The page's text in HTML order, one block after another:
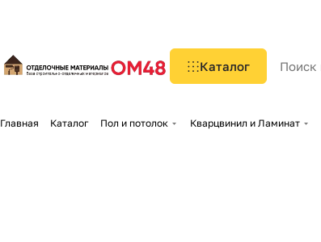
Каталог
Главная Каталог Пол и потолок Кварцвинил и Ламинат